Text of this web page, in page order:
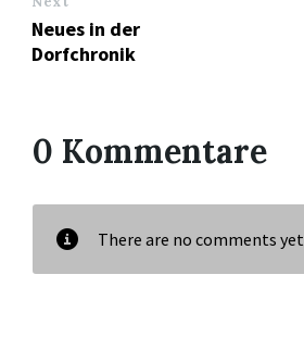
Neues in der
Dorfchronik
0 Kommentare
There are no comments yet